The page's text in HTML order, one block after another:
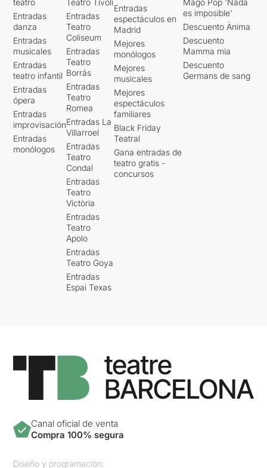
Entradas
danza
Entradas
musicales
Entradas
teatro infantil
Entradas
ópera
Entradas
improvisación
Entradas
monólogos
Entradas
Teatro
Coliseum
Entradas
Teatro
Borrás
Entradas
Teatro
Romea
Entradas La
Villarroel
Entradas
Teatro
Condal
Entradas
Teatro
Victòria
Entradas
Teatro
Apolo
Entradas
Teatro Goya
Entradas
Espai Texas
Entradas
espectáculos en
Madrid
Mejores
monólogos
Mejores
musicales
Mejores
espectáculos
familiares
Black Friday
Teatral
Gana entradas de
teatro gratis -
concursos
es imposible'
Descuento Ànima
Descuento
Mamma mia
Descuento
Germans de sang
Canal oficial de venta
Compra 100% segura
Diseño y programación: